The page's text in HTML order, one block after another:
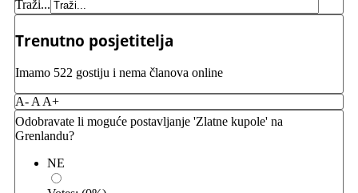
Traži...
Trenutno posjetitelja
Imamo 522 gostiju i nema članova online
A- A A+
Odobravate li moguće postavljanje 'Zlatne kupole' na
Grenlandu?
NE